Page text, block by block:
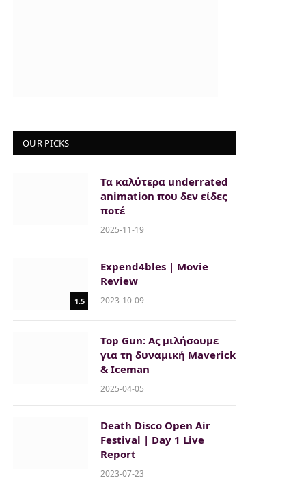
OUR PICKS
Τα καλύτερα underrated
animation που δεν είδες
ποτέ
2025-11-19
1.5
Expend4bles | Movie
Review
2023-10-09
Top Gun: Ας μιλήσουμε
για τη δυναμική Maverick
& Iceman
2025-04-05
Death Disco Open Air
Festival | Day 1 Live
Report
2023-07-23